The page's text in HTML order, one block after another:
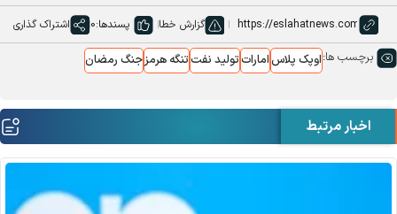
گزارش خطا پسندها:0 اشتراک گذاری
برچسب ها:اوپک پلاساماراتتولید نفتتنگه هرمزجنگ رمضان
اخبار مرتبط